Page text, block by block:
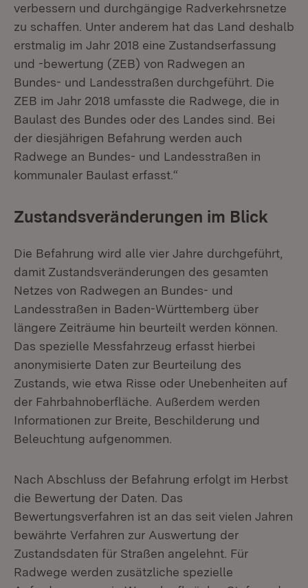
verbessern und durchgängige Radverkehrsnetze
zu schaffen. Unter anderem hat das Land deshalb
erstmalig im Jahr 2018 eine Zustandserfassung
und -bewertung (ZEB) von Radwegen an
Bundes- und Landesstraßen durchgeführt. Die
ZEB im Jahr 2018 umfasste die Radwege, die in
Baulast des Bundes oder des Landes sind. Bei
der diesjährigen Befahrung werden auch
Radwege an Bundes- und Landesstraßen in
kommunaler Baulast erfasst.“
Zustandsveränderungen im Blick
Die Befahrung wird alle vier Jahre durchgeführt,
damit Zustandsveränderungen des gesamten
Netzes von Radwegen an Bundes- und
Landesstraßen in Baden-Württemberg über
längere Zeiträume hin beurteilt werden können.
Das spezielle Messfahrzeug erfasst hierbei
anonymisierte Daten zur Beurteilung des
Zustands, wie etwa Risse oder Unebenheiten auf
der Fahrbahnoberfläche. Außerdem werden
Informationen zur Breite, Beschilderung und
Beleuchtung aufgenommen.
Nach Abschluss der Befahrung erfolgt im Herbst
die Bewertung der Daten. Das
Bewertungsverfahren ist an das seit vielen Jahren
bewährte Verfahren zur Auswertung der
Zustandsdaten für Straßen angelehnt. Für
Radwege werden zusätzliche spezielle